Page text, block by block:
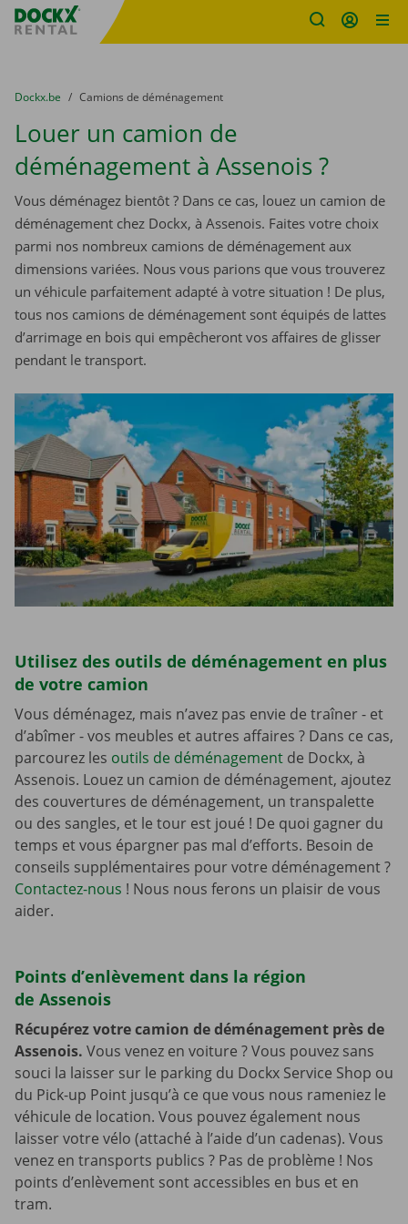
sitename
You are here:
du
Dockx.be to
Camions de déménagement
Louer un camion de
déménagement à Assenois ?
Vous déménagez bientôt ? Dans ce cas, louez un camion de
déménagement chez Dockx, à Assenois. Faites votre choix
parmi nos nombreux camions de déménagement aux
dimensions variées. Nous vous parions que vous trouverez
un véhicule parfaitement adapté à votre situation ! De plus,
tous nos camions de déménagement sont équipés de lattes
d’arrimage en bois qui empêcheront vos affaires de glisser
pendant le transport.
Utilisez des outils de déménagement en plus
de votre camion
Vous déménagez, mais n’avez pas envie de traîner - et
d’abîmer - vos meubles et autres affaires ? Dans ce cas,
parcourez les outils de déménagement de Dockx, à
Assenois. Louez un camion de déménagement, ajoutez
des couvertures de déménagement, un transpalette
ou des sangles, et le tour est joué ! De quoi gagner du
temps et vous épargner pas mal d’efforts. Besoin de
conseils supplémentaires pour votre déménagement ?
Contactez-nous ! Nous nous ferons un plaisir de vous
aider.
Points d’enlèvement dans la région
de Assenois
Récupérez votre camion de déménagement près de
Assenois. Vous venez en voiture ? Vous pouvez sans
souci la laisser sur le parking du Dockx Service Shop ou
du Pick-up Point jusqu’à ce que vous nous rameniez le
véhicule de location. Vous pouvez également nous
laisser votre vélo (attaché à l’aide d’un cadenas). Vous
venez en transports publics ? Pas de problème ! Nos
points d’enlèvement sont accessibles en bus et en
tram.